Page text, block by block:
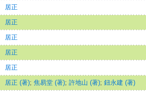
居正
居正
居正
居正
居正
居正 (著); 焦易堂 (著); 許地山 (著); 鈕永建 (著)